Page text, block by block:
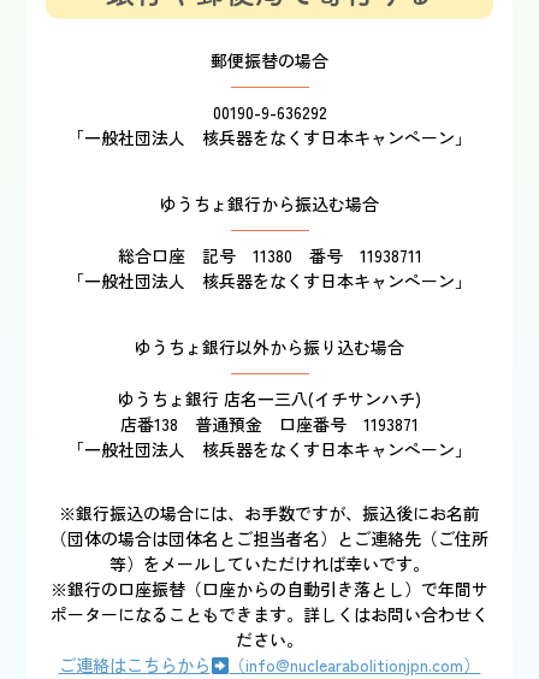
郵便振替の場合
00190-9-636292
「一般社団法人 核兵器をなくす日本キャンペーン」
ゆうちょ銀行から振込む場合
総合口座 記号 11380 番号 11938711
「一般社団法人 核兵器をなくす日本キャンペーン」
ゆうちょ銀行以外から振り込む場合
ゆうちょ銀行 店名一三八(イチサンハチ)
店番138 普通預金 口座番号 1193871
「一般社団法人 核兵器をなくす日本キャンペーン」
※銀行振込の場合には、お手数ですが、振込後にお名前
（団体の場合は団体名とご担当者名）とご連絡先（ご住所
等）をメールしていただければ幸いです。
※銀行の口座振替（口座からの自動引き落とし）で年間サ
ポーターになることもできます。詳しくはお問い合わせく
ださい。
ご連絡はこちらから
（info@nuclearabolitionjpn.com）